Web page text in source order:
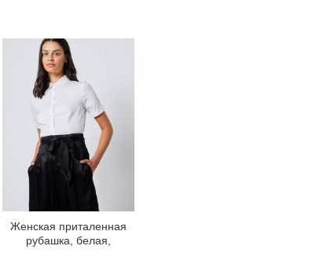
Женская приталенная
рубашка, белая,